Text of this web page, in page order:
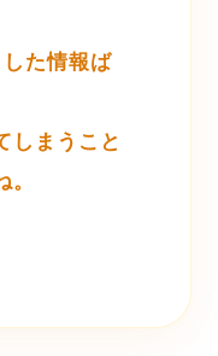
た情報ば
しまうこと